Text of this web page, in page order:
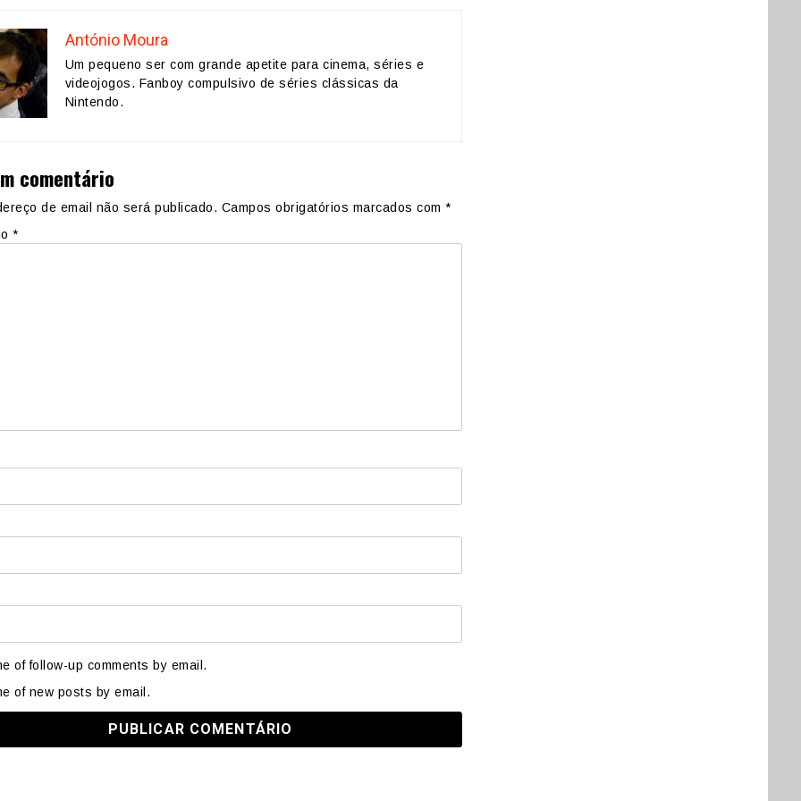
António Moura
Um pequeno ser com grande apetite para cinema, séries e
videojogos. Fanboy compulsivo de séries clássicas da
Nintendo.
comentário
de email não será publicado. Campos obrigatórios marcados com *
*
of follow-up comments by email.
of new posts by email.